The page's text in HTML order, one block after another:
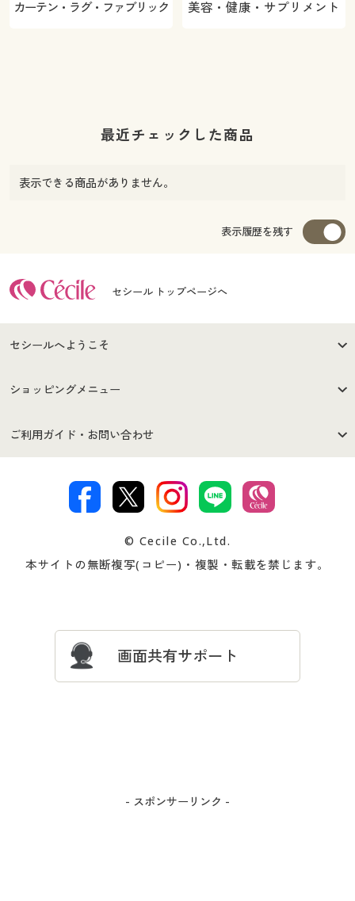
カーテン・ラグ・ファブリック 美容・健康・サプリメント
最近チェックした商品
表示できる商品がありません。
表示履歴を残す
セシール トップページへ
セシールへようこそ
はじめての方へ
セシールご利用規約
著作権・商標について 会社案内
ショッピングメニュー
商品カテゴリ
プレゼント＆キャンペーン サイトマップ
ご利用ガイド・お問い合わせ
交換・返品は お支払は
ついて
忘れの場合
© Cecile Co.,Ltd.
本サイトの無断複写(コピー)・複製・転載を禁じます。
画面共有サポート
- スポンサーリンク -